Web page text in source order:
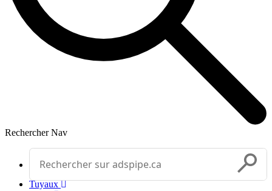
Rechercher Nav
Effectuer une recherche
Tuyaux